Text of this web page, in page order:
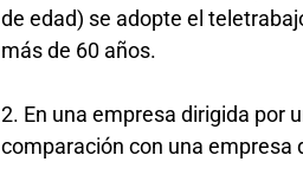
de edad) se adopte el
más de 60 años.
2. En una empresa dirigida por
comparación con una empresa